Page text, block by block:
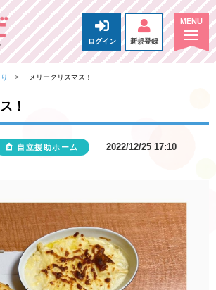
ログイン 新規登録
メリークリスマス！
！
自立援助ホーム 2022/12/25 17:10